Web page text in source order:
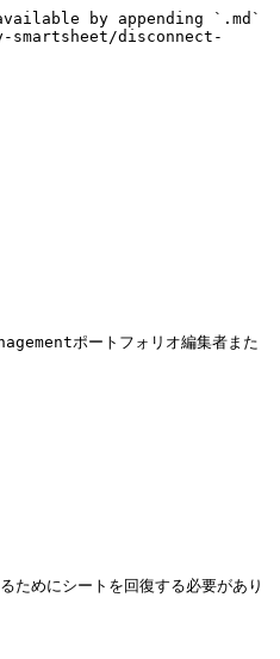
by appending `.md`
smartsheet/disconnect-
ポートフォリオ編集者また
ためにシートを回復する必要があり